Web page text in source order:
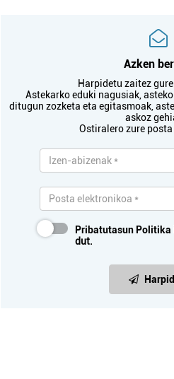
Azken
Harpidetu zaitez
Astekarko eduki nagusiak,
ditugun zozketa eta egitasmoak,
askoz
Ostiralero zure
Pribatutasun Politika
dut.